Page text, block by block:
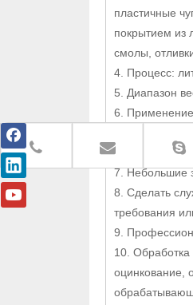
пластичные
покрытием из
смолы,
4. Процесс:
5. Диапазон
6.
Строительные
7. Небольшие
8. Сделать
требования
9.
10. Обработка
оцинкование,